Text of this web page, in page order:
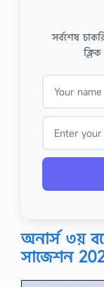
সর্বশেষ
অনার্স ৩য়
সাজেশন